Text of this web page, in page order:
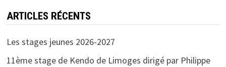
ARTICLES RÉCENTS
Les stages jeunes 2026-2027
11ème stage de Kendo de Limoges dirigé par Philippe